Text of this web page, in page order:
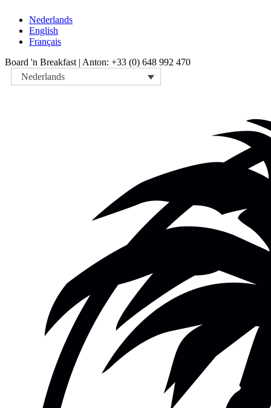
Nederlands
English
Français
Board 'n Breakfast | Anton: +33 (0) 648 992 470
Nederlands